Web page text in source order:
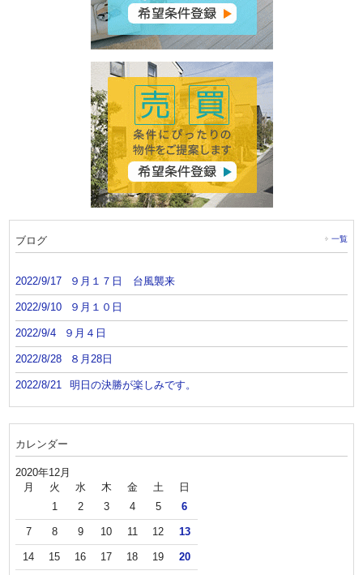
ブログ 一覧
2022/9/17 ９月１７日 台風襲来
2022/9/10 ９月１０日
2022/9/4 ９月４日
2022/8/28 ８月28日
2022/8/21 明日の決勝が楽しみです。
カレンダー
2020年12月
月 火 水 木 金 土
日
1
2 3 4 5 6
7 8 9 10 11 12 13
14 15 16 17 18 19 20